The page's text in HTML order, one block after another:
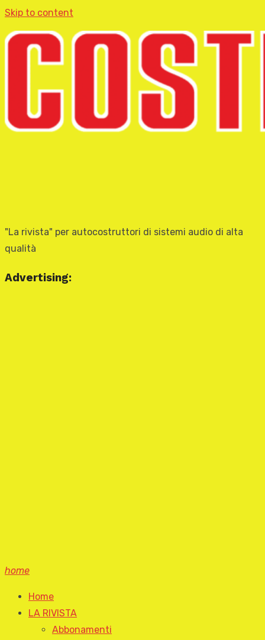
Skip to content
"La rivista" per autocostruttori di sistemi audio di alta
qualità
Advertising:
home
Home
LA RIVISTA
Abbonamenti